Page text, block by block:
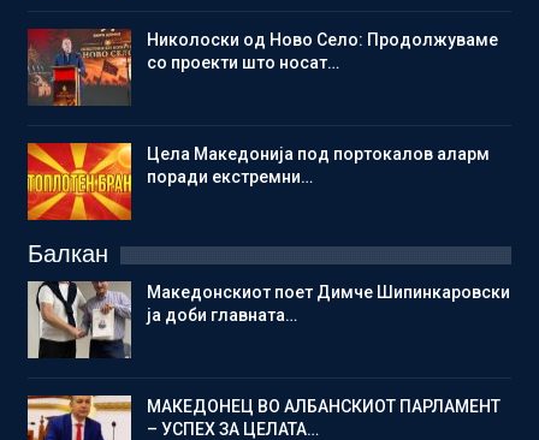
Николоски од Ново Село: Продолжуваме
со проекти што носат…
Цела Македонија под портокалов аларм
поради екстремни…
Балкан
Македонскиот поет Димче Шипинкаровски
ја доби главната…
МАКЕДОНЕЦ ВО АЛБАНСКИОТ ПАРЛАМЕНТ
– УСПЕХ ЗА ЦЕЛАТА…